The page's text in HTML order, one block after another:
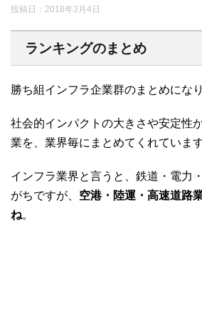
投稿日： 2018年3月4日
ランキングのまとめ
勝ち組インフラ企業群のまとめになり
社会的インパクトの大きさや安定性
業を、業界毎にまとめてくれています
インフラ業界と言うと、鉄道・電力
がちですが、 空港・陸運・高速道路
ね。